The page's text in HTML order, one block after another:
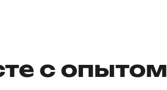
с опытом